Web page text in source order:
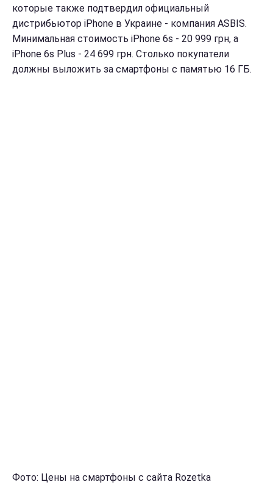
которые также подтвердил официальный
дистрибьютор iPhone в Украине - компания ASBIS.
Минимальная стоимость iPhone 6s - 20 999 грн, а
iPhone 6s Plus - 24 699 грн. Столько покупатели
должны выложить за смартфоны с памятью 16 ГБ.
Фото: Цены на смартфоны с сайта Rozetka